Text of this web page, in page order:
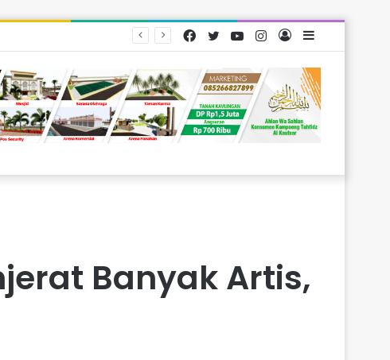
Masyarakat
Log
Instagram
YouTube
Twitter
Facebook
Banyak Artis,